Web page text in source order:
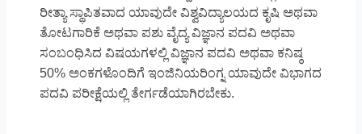
ರೀತ್ಯಾ ಸ್ಥಾಪಿತವಾದ ಯಾವುದೇ ವಿಶ್ವವಿದ್ಯಾಲಯದ ಕೃಷಿ ಅಥವಾ
ತೋಟಗಾರಿಕೆ ಅಥವಾ ಪಶು ವೈದ್ಯ ವಿಜ್ಞಾನ ಪದವಿ ಅಥವಾ
ಸಂಬಂಧಿಸಿದ ವಿಷಯಗಳಲ್ಲಿ ವಿಜ್ಞಾನ ಪದವಿ ಅಥವಾ ಕನಿಷ್ಠ
50% ಅಂಕಗಳೊಂದಿಗೆ ಇಂಜಿನಿಯರಿಂಗ್ನ ಯಾವುದೇ ವಿಭಾಗದ
ಪದವಿ ಪರೀಕ್ಷೆಯಲ್ಲಿ ತೇರ್ಗಡೆಯಾಗಿರಬೇಕು.